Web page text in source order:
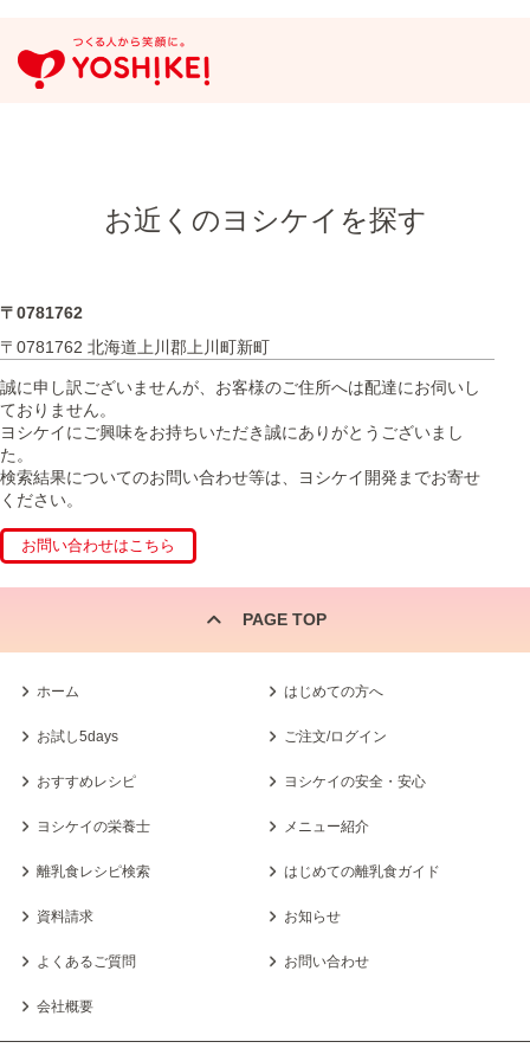
お近くのヨシケイを探す
〒0781762
〒0781762 北海道上川郡上川町新町
誠に申し訳ございませんが、お客様のご住所へは配達にお伺いし
ておりません。
ヨシケイにご興味をお持ちいただき誠にありがとうございまし
た。
検索結果についてのお問い合わせ等は、ヨシケイ開発までお寄せ
ください。
PAGE TOP
ホーム はじめての方へ
お試し5days ご注文/ログイン
おすすめレシピ ヨシケイの安全・安心
ヨシケイの栄養士 メニュー紹介
離乳食レシピ検索 はじめての離乳食ガイド
資料請求 お知らせ
よくあるご質問 お問い合わせ
会社概要